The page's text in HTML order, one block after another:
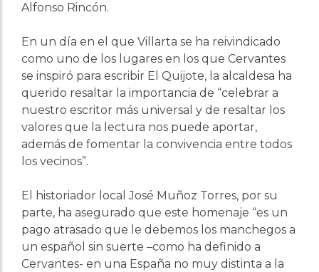
Alfonso Rincón.
En un día en el que Villarta se ha reivindicado
como uno de los lugares en los que Cervantes
se inspiró para escribir El Quijote, la alcaldesa ha
querido resaltar la importancia de “celebrar a
nuestro escritor más universal y de resaltar los
valores que la lectura nos puede aportar,
además de fomentar la convivencia entre todos
los vecinos”.
El historiador local José Muñoz Torres, por su
parte, ha asegurado que este homenaje “es un
pago atrasado que le debemos los manchegos a
un español sin suerte –como ha definido a
Cervantes- en una España no muy distinta a la